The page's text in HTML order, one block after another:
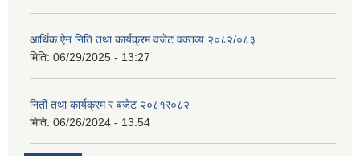
आर्थिक ऐन निति तथा कार्यक्रम वजेट वक्तव्य २०८२/०८३
मिति: 06/29/2025 - 13:27
निती तथा कार्यक्रम र बजेट २०८१र०८२
मिति: 06/26/2024 - 13:54